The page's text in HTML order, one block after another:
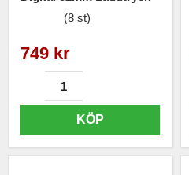
(8 st)
749 kr
KÖP